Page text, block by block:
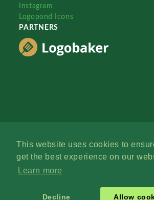
This website uses cookies to
get the best experience on our
Learn more
Decline Allow
Instagram
Logopond Icons
PARTNERS